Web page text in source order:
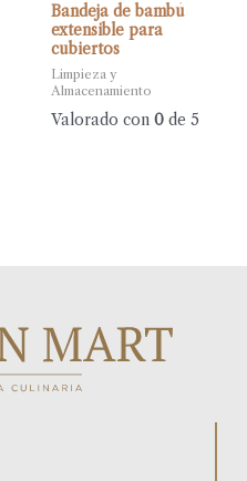
Bandeja de bambú
extensible para
cubiertos
Limpieza y
Almacenamiento
Valorado con 0de 5